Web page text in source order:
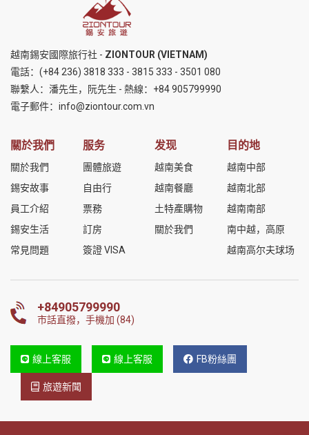
越南錫安國際旅行社 - ZIONTOUR (VIETNAM)
電話： (+84 236) 3818 333 - 3815 333 - 3501 080
聯繫人：潘先生，阮先生 - 熱線： +84 905799990
電子郵件： info@ziontour.com.vn
關於我們
關於我們
錫安故事
員工介紹
錫安生活
常見問題
服务
團體旅遊
自由行
票務
訂房
簽證 VISA
发现
越南美食
越南餐廳
土特產購物
關於我們
目的地
越南中部
越南北部
越南南部
南中越，高原
越南高尔夫球场
+84905799990
市話直撥，手機加 (84)
線上客服 線上客服 FB粉絲團
旅遊新聞